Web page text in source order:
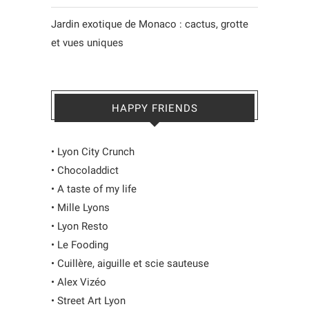
Jardin exotique de Monaco : cactus, grotte
et vues uniques
HAPPY FRIENDS
• Lyon City Crunch
• Chocoladdict
• A taste of my life
• Mille Lyons
• Lyon Resto
• Le Fooding
• Cuillère, aiguille et scie sauteuse
• Alex Vizéo
• Street Art Lyon